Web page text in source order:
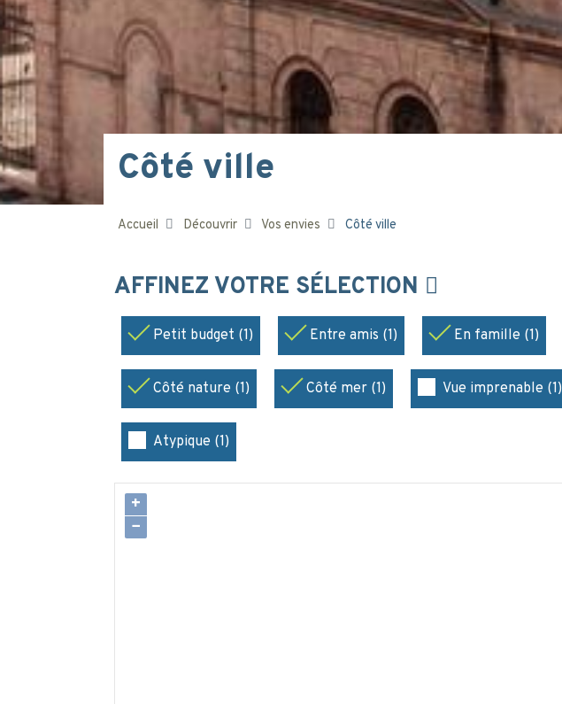
Côté ville
Accueil Découvrir Vos envies Côté ville
AFFINEZ VOTRE SÉLECTION
Petit budget (1) Entre amis (1) En famille (1)
Côté nature (1) Côté mer (1) Vue imprenable (1)
Atypique (1)
+
−